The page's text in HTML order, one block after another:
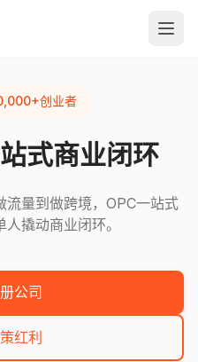
创业者
式商业闭环
量到做跨境，OPC一站式
撬动商业闭环。
公司
红利